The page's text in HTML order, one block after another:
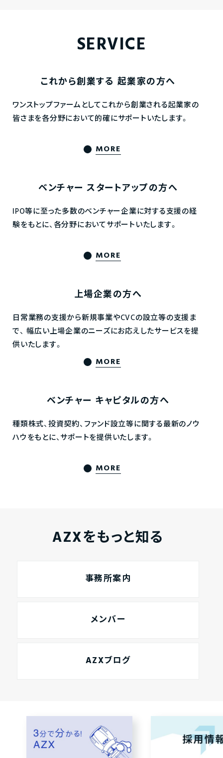
SERVICE
これから創業する 起業家の方へ
ワンストップファームとしてこれから創業される起業家の
皆さまを各分野において的確にサポートいたします。
MORE
ベンチャー スタートアップの方へ
IPO等に至った多数のベンチャー企業に対する支援の経
験をもとに、各分野においてサポートいたします。
MORE
上場企業の方へ
日常業務の支援から新規事業やCVCの設立等の支援ま
で、 幅広い上場企業のニーズにお応えしたサービスを提
供いたします。
MORE
ベンチャー キャピタルの方へ
種類株式、投資契約、ファンド設立等に関する最新のノウ
ハウをもとに、サポートを提供いたします。
MORE
AZXをもっと知る
事務所案内
メンバー
AZXブログ